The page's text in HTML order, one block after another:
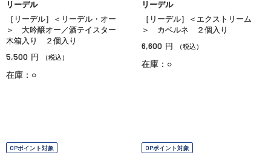
リーデル
［リーデル］＜リーデル・オー
＞ 大吟醸オー／酒テイスター
木箱入り ２個入り
5,500 円 （税込）
在庫：○
リーデル
［リーデル］＜エクストリーム
＞ カベルネ ２個入り
6,600 円 （税込）
在庫：○
OPポイント対象 OPポイント対象